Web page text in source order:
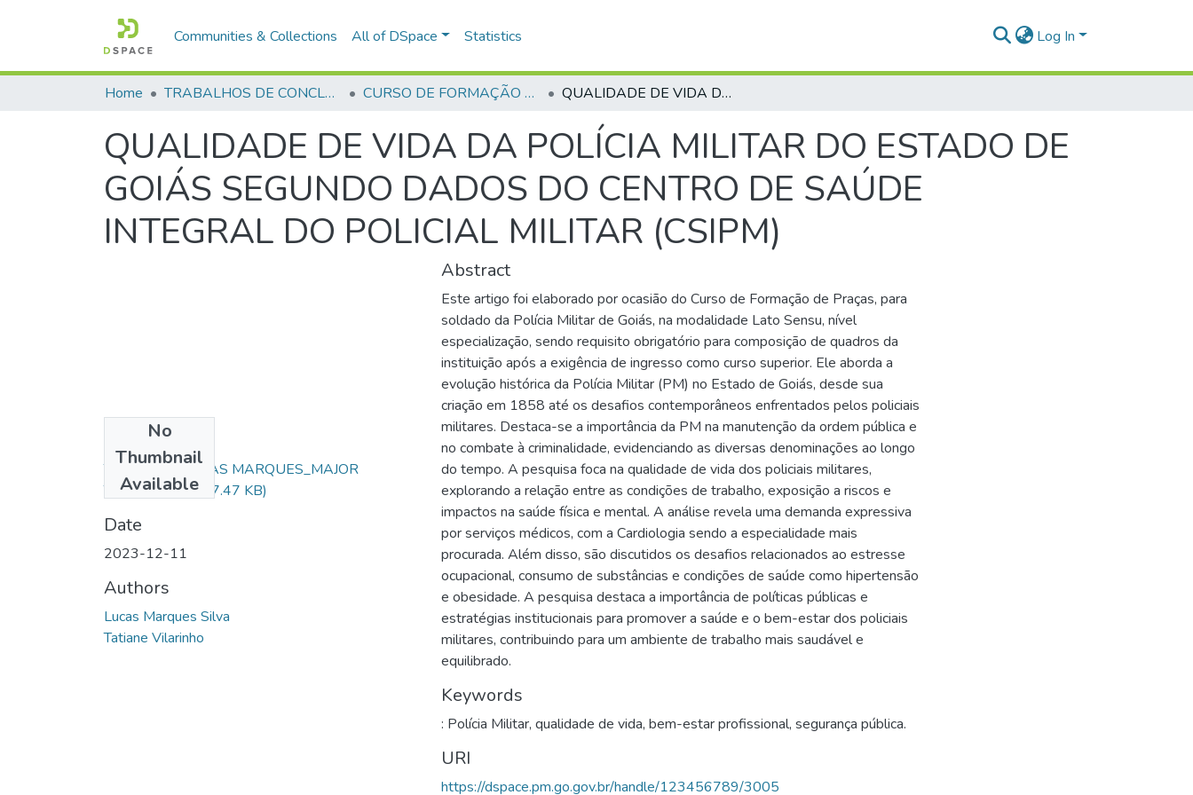
Communities & Collections All of DSpace Statistics Log In
Home TRABALHOS DE CONCLUSÃO DE CURSO - CFP (CURSO DE FORMAÇÃO DE PRAÇAS) CURSO DE FORMAÇÃO DE PRAÇAS - CFP - 2023 QUALIDADE DE VIDA DA POLÍCIA MILITAR DO ESTADO DE GOIÁS SEGUNDO DADOS DO CENTRO DE SAÚDE INTEGRAL DO POLICIAL MILITAR (CSIPM)
QUALIDADE DE VIDA DA POLÍCIA MILITAR DO ESTADO DE
GOIÁS SEGUNDO DADOS DO CENTRO DE SAÚDE
INTEGRAL DO POLICIAL MILITAR (CSIPM)
No
Thumbnail
Available
TCC_AL SD LUCAS MARQUES_MAJOR
TATIANE.pdf(367.47 KB)
Date
2023-12-11
Authors
Lucas Marques Silva
Tatiane Vilarinho
Abstract
Este artigo foi elaborado por ocasião do Curso de Formação de Praças, para
soldado da Polícia Militar de Goiás, na modalidade Lato Sensu, nível
especialização, sendo requisito obrigatório para composição de quadros da
instituição após a exigência de ingresso como curso superior. Ele aborda a
evolução histórica da Polícia Militar (PM) no Estado de Goiás, desde sua
criação em 1858 até os desafios contemporâneos enfrentados pelos policiais
militares. Destaca-se a importância da PM na manutenção da ordem pública e
no combate à criminalidade, evidenciando as diversas denominações ao longo
do tempo. A pesquisa foca na qualidade de vida dos policiais militares,
explorando a relação entre as condições de trabalho, exposição a riscos e
impactos na saúde física e mental. A análise revela uma demanda expressiva
por serviços médicos, com a Cardiologia sendo a especialidade mais
procurada. Além disso, são discutidos os desafios relacionados ao estresse
ocupacional, consumo de substâncias e condições de saúde como hipertensão
e obesidade. A pesquisa destaca a importância de políticas públicas e
estratégias institucionais para promover a saúde e o bem-estar dos policiais
militares, contribuindo para um ambiente de trabalho mais saudável e
equilibrado.
Keywords
: Polícia Militar, qualidade de vida, bem-estar profissional, segurança pública.
URI
https://dspace.pm.go.gov.br/handle/123456789/3005